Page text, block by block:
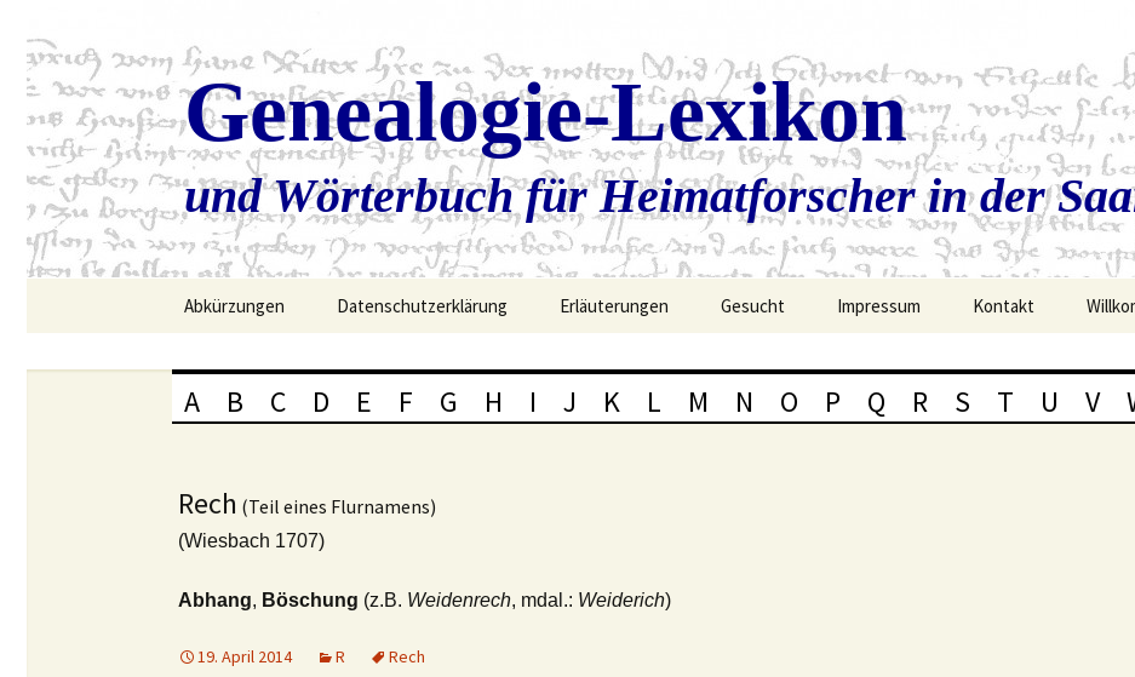
Genealogie-Lexikon
und Wörterbuch für Heimatforscher in der
Abkürzungen Datenschutzerklärung Erläuterungen Gesucht Impressum Kontakt
A B C D E F G H I J K L M N O P Q R S T U V
Rech (Teil eines Flurnamens)
(Wiesbach 1707)
Abhang, Böschung (z.B. Weidenrech, mdal.: Weiderich)
19. April 2014 R Rech